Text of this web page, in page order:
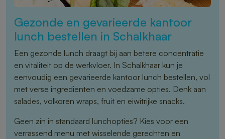
Gezonde en gevarieerde kantoor
lunch bestellen in Schalkhaar
Een gezonde lunch draagt bij aan betere concentratie
en vitaliteit op de werkvloer. In Schalkhaar kun je
eenvoudig een gevarieerde kantoor lunch bestellen, vol
met verse ingrediënten en voedzame opties. Denk aan
salades, volkoren wraps, fruit en eiwitrijke snacks.
Geen zin in standaard lunchopties? Kies voor een
verrassend menu met wisselende gerechten en